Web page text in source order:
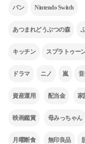
パン Nintendo Switch
あつまれどうぶつの森
キッチン スプラトゥー
ドラマ ニノ 嵐
資産運用 配当金 家
映画鑑賞 母みっちゃん
月曜断食 無印良品